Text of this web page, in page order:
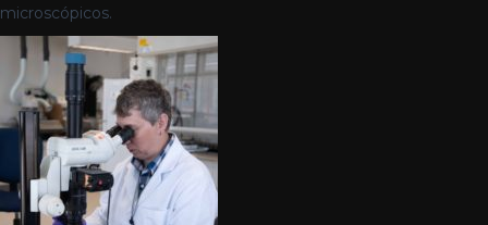
microscópicos.